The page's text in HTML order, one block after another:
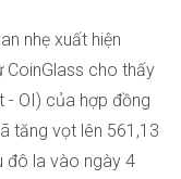
nhẹ xuất hiện
CoinGlass cho thấy
- OI) của hợp đồng
tăng vọt lên 561,13
đô la vào ngày 4